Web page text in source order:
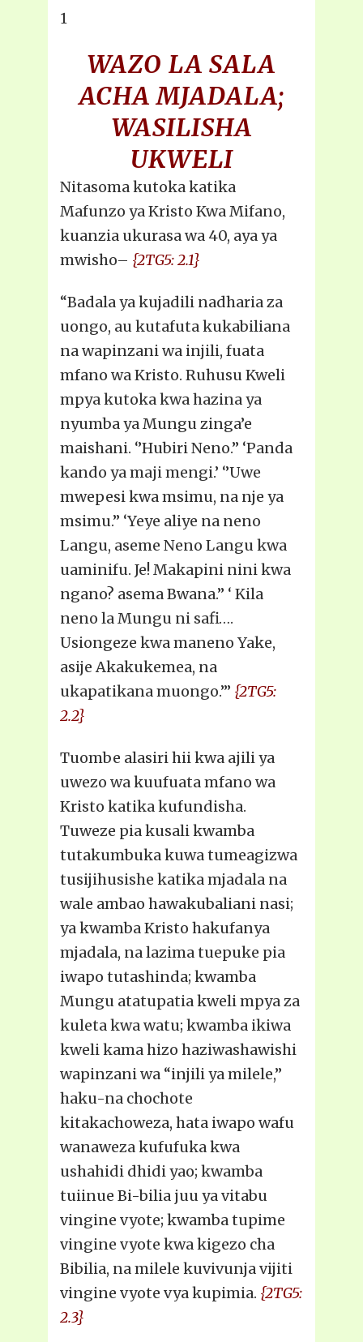
1
WAZO LA SALA
ACHA MJADALA;
WASILISHA
UKWELI
Nitasoma kutoka katika
Mafunzo ya Kristo Kwa Mifano,
kuanzia ukurasa wa 40, aya ya
mwisho– {2TG5: 2.1}
“Badala ya kujadili nadharia za
uongo, au kutafuta kukabiliana
na wapinzani wa injili, fuata
mfano wa Kristo. Ruhusu Kweli
mpya kutoka kwa hazina ya
nyumba ya Mungu zinga’e
maishani. ‘’Hubiri Neno.’’ ‘Panda
kando ya maji mengi.’ ‘’Uwe
mwepesi kwa msimu, na nje ya
msimu.’’ ‘Yeye aliye na neno
Langu, aseme Neno Langu kwa
uaminifu. Je! Makapini nini kwa
ngano? asema Bwana.’’ ‘ Kila
neno la Mungu ni safi….
Usiongeze kwa maneno Yake,
asije Akakukemea, na
ukapatikana muongo.’” {2TG5:
2.2}
Tuombe alasiri hii kwa ajili ya
uwezo wa kuufuata mfano wa
Kristo katika kufundisha.
Tuweze pia kusali kwamba
tutakumbuka kuwa tumeagizwa
tusijihusishe katika mjadala na
wale ambao hawakubaliani nasi;
ya kwamba Kristo hakufanya
mjadala, na lazima tuepuke pia
iwapo tutashinda; kwamba
Mungu atatupatia kweli mpya za
kuleta kwa watu; kwamba ikiwa
kweli kama hizo haziwashawishi
wapinzani wa “injili ya milele,”
haku-na chochote
kitakachoweza, hata iwapo wafu
wanaweza kufufuka kwa
ushahidi dhidi yao; kwamba
tuiinue Bi-bilia juu ya vitabu
vingine vyote; kwamba tupime
vingine vyote kwa kigezo cha
Bibilia, na milele kuvivunja vijiti
vingine vyote vya kupimia. {2TG5:
2.3}